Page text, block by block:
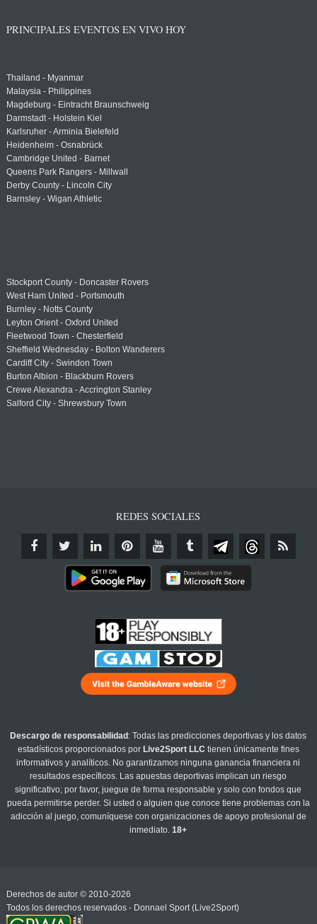
PRINCIPALES EVENTOS EN VIVO HOY
Thailand - Myanmar
Malaysia - Philippines
Magdeburg - Eintracht Braunschweig
Darmstadt - Holstein Kiel
Karlsruher - Arminia Bielefeld
Heidenheim - Osnabrück
Cambridge United - Barnet
Queens Park Rangers - Millwall
Derby County - Lincoln City
Barnsley - Wigan Athletic
Stockport County - Doncaster Rovers
West Ham United - Portsmouth
Burnley - Notts County
Leyton Orient - Oxford United
Fleetwood Town - Chesterfield
Sheffield Wednesday - Bolton Wanderers
Cardiff City - Swindon Town
Burton Albion - Blackburn Rovers
Crewe Alexandra - Accrington Stanley
Salford City - Shrewsbury Town
REDES SOCIALES
Descargo de responsabilidad : Todas las predicciones deportivas y los datos
estadísticos proporcionados por Live2Sport LLC tienen únicamente fines
informativos y analíticos. No garantizamos ninguna ganancia financiera ni
resultados específicos. Las apuestas deportivas implican un riesgo
significativo; por favor, juegue de forma responsable y solo con fondos que
pueda permitirse perder. Si usted o alguien que conoce tiene problemas con la
adicción al juego, comuníquese con organizaciones de apoyo profesional de
inmediato.18+
Derechos de autor © 2010-2026
Todos los derechos reservados - Donnael Sport (Live2Sport)